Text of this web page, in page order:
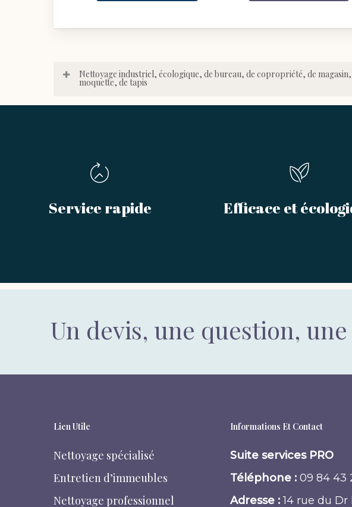
Nettoyage industriel, écologique, de bureau, de copropriété, de magasin,
moquette, de tapis
Service rapide Efficace et
Un devis, une question,
Lien Utile
Nettoyage spécialisé
Entretien d’immeubles
Nettoyage professionnel
Informations Et Contact
Suite services PRO
Téléphone :09 84 43
Adresse :14 rue du Dr